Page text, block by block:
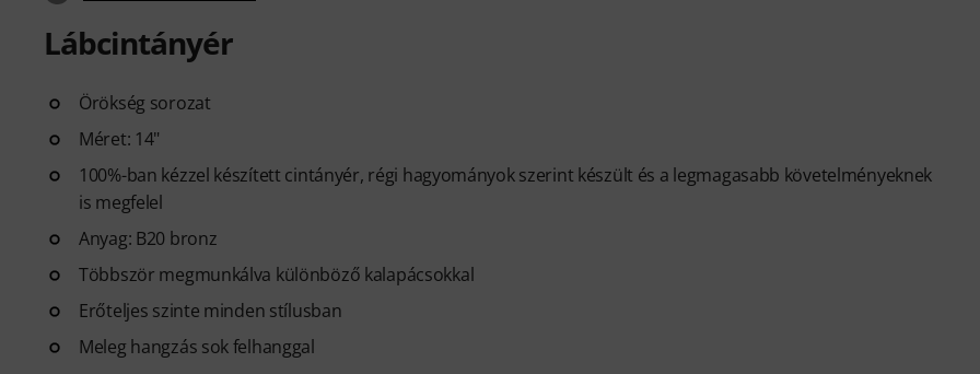
Lábcintányér
Örökség sorozat
Méret: 14"
100%-ban kézzel készített cintányér, régi hagyományok szerint készült és a legmagasabb követelményeknek
is megfelel
Anyag: B20 bronz
Többször megmunkálva különböző kalapácsokkal
Erőteljes szinte minden stílusban
Meleg hangzás sok felhanggal